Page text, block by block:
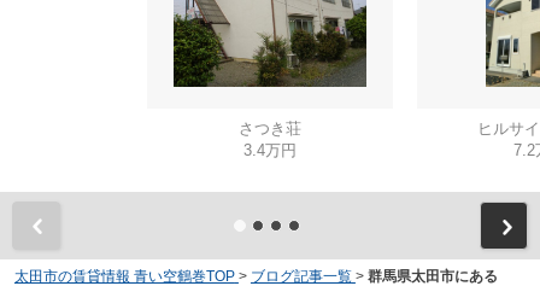
さつき荘
3.4万円
ヒルサ
7.2
太田市の賃貸情報 青い空鶴巻TOP > ブログ記事一覧 > 群馬県太田市にある